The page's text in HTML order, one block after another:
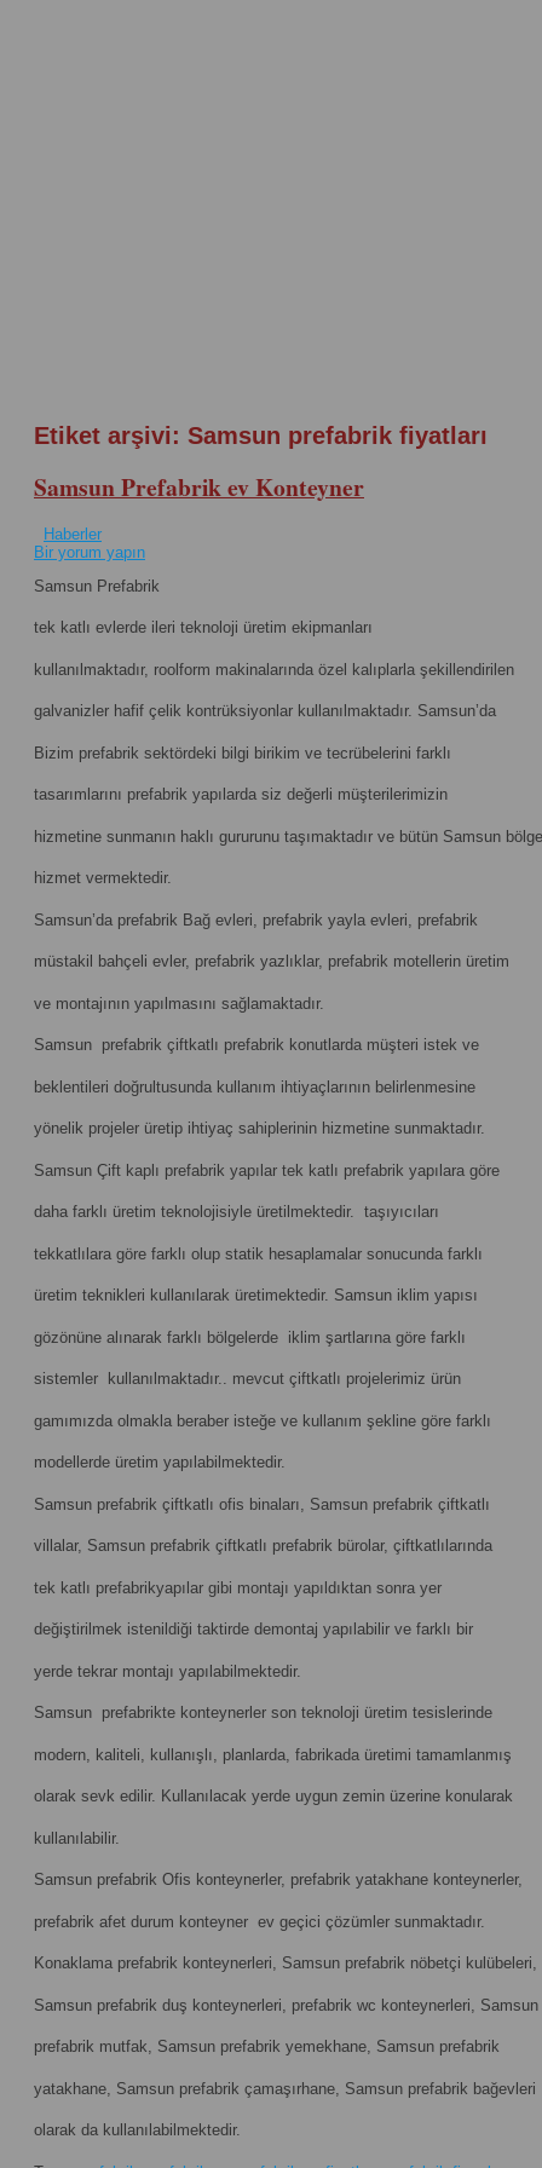
Etiket arşivi: Samsun prefabrik fiyatları
Samsun Prefabrik ev Konteyner
Haberler
Bir yorum yapın
Samsun Prefabrik
tek katlı evlerde ileri teknoloji üretim ekipmanları
kullanılmaktadır, roolform makinalarında özel kalıplarla şekillendirilen
galvanizler hafif çelik kontrüksiyonlar kullanılmaktadır. Samsun’da
Bizim prefabrik sektördeki bilgi birikim ve tecrübelerini farklı
tasarımlarını prefabrik yapılarda siz değerli müşterilerimizin
hizmetine sunmanın haklı gururunu taşımaktadır ve bütün Samsun
hizmet vermektedir.
Samsun’da prefabrik Bağ evleri, prefabrik yayla evleri, prefabrik
müstakil bahçeli evler, prefabrik yazlıklar, prefabrik motellerin üretim
ve montajının yapılmasını sağlamaktadır.
Samsun prefabrik çiftkatlı prefabrik konutlarda müşteri istek ve
beklentileri doğrultusunda kullanım ihtiyaçlarının belirlenmesine
yönelik projeler üretip ihtiyaç sahiplerinin hizmetine sunmaktadır.
Samsun Çift kaplı prefabrik yapılar tek katlı prefabrik yapılara göre
daha farklı üretim teknolojisiyle üretilmektedir. taşıyıcıları
tekkatlılara göre farklı olup statik hesaplamalar sonucunda farklı
üretim teknikleri kullanılarak üretimektedir. Samsun iklim yapısı
gözönüne alınarak farklı bölgelerde iklim şartlarına göre farklı
sistemler kullanılmaktadır.. mevcut çiftkatlı projelerimiz ürün
gamımızda olmakla beraber isteğe ve kullanım şekline göre farklı
modellerde üretim yapılabilmektedir.
Samsun prefabrik çiftkatlı ofis binaları, Samsun prefabrik çiftkatlı
villalar, Samsun prefabrik çiftkatlı prefabrik bürolar, çiftkatlılarında
tek katlı prefabrikyapılar gibi montajı yapıldıktan sonra yer
değiştirilmek istenildiği taktirde demontaj yapılabilir ve farklı bir
yerde tekrar montajı yapılabilmektedir.
Samsun prefabrikte konteynerler son teknoloji üretim tesislerinde
modern, kaliteli, kullanışlı, planlarda, fabrikada üretimi tamamlanmış
olarak sevk edilir. Kullanılacak yerde uygun zemin üzerine konularak
kullanılabilir.
Samsun prefabrik Ofis konteynerler, prefabrik yatakhane konteynerler,
prefabrik afet durum konteyner ev geçici çözümler sunmaktadır.
Konaklama prefabrik konteynerleri, Samsun prefabrik nöbetçi kulübeleri,
Samsun prefabrik duş konteynerleri, prefabrik wc konteynerleri, Samsun
prefabrik mutfak, Samsun prefabrik yemekhane, Samsun prefabrik
yatakhane, Samsun prefabrik çamaşırhane, Samsun prefabrik bağevleri
olarak da kullanılabilmektedir.